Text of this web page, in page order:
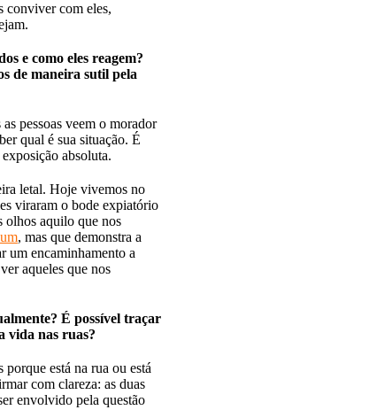
conviver com eles,
e como eles reagem?
de maneira sutil pela
pessoas veem o morador
qual é sua situação. É
absoluta.
letal. Hoje vivemos no
viraram o bode expiatório
olhos aquilo que nos
, mas que demonstra a
um encaminhamento a
aqueles que nos
É possível traçar
vida nas ruas?
porque está na rua ou está
com clareza: as duas
envolvido pela questão